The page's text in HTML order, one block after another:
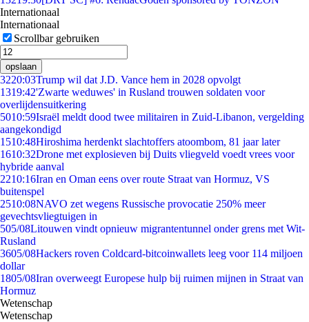
Internationaal
Internationaal
Scrollbar gebruiken
opslaan
3220:03Trump wil dat J.D. Vance hem in 2028 opvolgt
1319:42'Zwarte weduwes' in Rusland trouwen soldaten voor
overlijdensuitkering
5010:59Israël meldt dood twee militairen in Zuid-Libanon, vergelding
aangekondigd
1510:48Hiroshima herdenkt slachtoffers atoombom, 81 jaar later
1610:32Drone met explosieven bij Duits vliegveld voedt vrees voor
hybride aanval
2210:16Iran en Oman eens over route Straat van Hormuz, VS
buitenspel
2510:08NAVO zet wegens Russische provocatie 250% meer
gevechtsvliegtuigen in
505/08Litouwen vindt opnieuw migrantentunnel onder grens met Wit-
Rusland
3605/08Hackers roven Coldcard-bitcoinwallets leeg voor 114 miljoen
dollar
1805/08Iran overweegt Europese hulp bij ruimen mijnen in Straat van
Hormuz
Wetenschap
Wetenschap